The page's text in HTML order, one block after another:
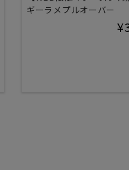
ギーラメプルオーバー